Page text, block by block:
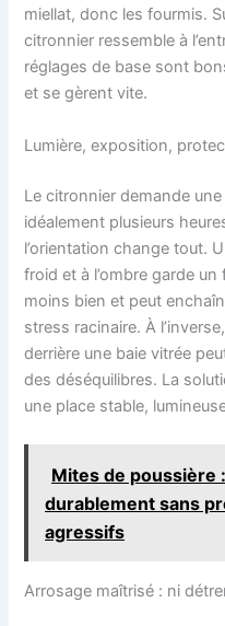
miellat, donc les fourmis.
citronnier ressemble à
réglages de base sont
et se gèrent vite.
Lumière, exposition,
Le citronnier demande
idéalement plusieurs
l’orientation change tout.
froid et à l’ombre garde
moins bien et peut
stress racinaire. À
derrière une baie vitrée
des déséquilibres. La
une place stable,
Mites de poussière
durablement sans
agressifs
Arrosage maîtrisé : ni